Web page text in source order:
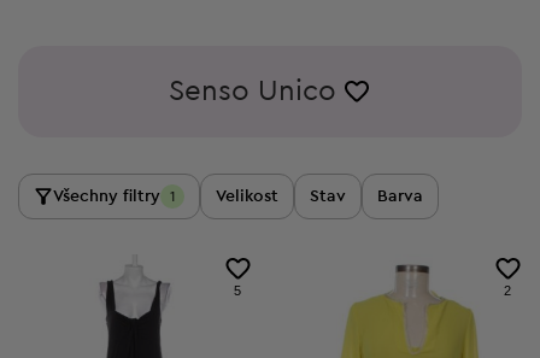
Senso Unico
Všechny filtry 1 Velikost Stav Barva
5 2